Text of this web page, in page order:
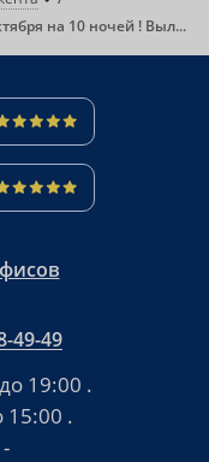
Супер горящие цены на Камбоджу на 29 октября на 10 ночей ! Вылет из Алматы !
49-49
19:00 .
15:00 .